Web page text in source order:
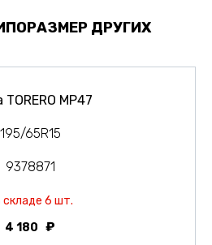
ДРУГИХ
MP47
195/65R15
9378871
складе 6 шт.
4 180